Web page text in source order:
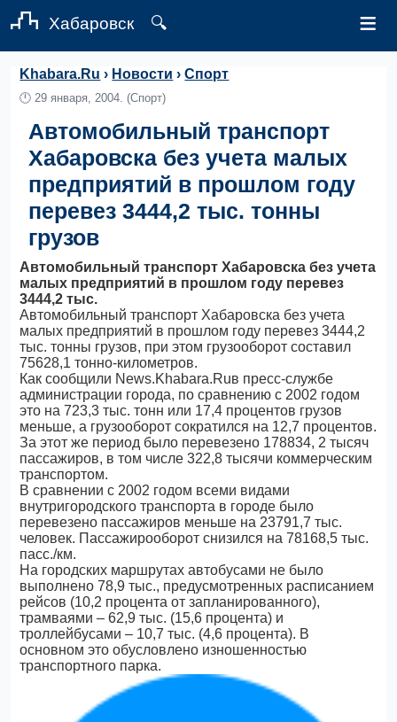
Хабаровск 🔍 ≡
Khabara.Ru › Новости ›Спорт
🕛29 января, 2004. (Спорт)
Автомобильный транспорт
Хабаровска без учета малых
предприятий в прошлом году
перевез 3444,2 тыс. тонны
грузов
Автомобильный транспорт Хабаровска без учета
малых предприятий в прошлом году перевез
3444,2 тыс.
Автомобильный транспорт Хабаровска без учета
малых предприятий в прошлом году перевез 3444,2
тыс. тонны грузов, при этом грузооборот составил
75628,1 тонно-километров.
Как сообщили News.Khabara.Ruв пресс-службе
администрации города, по сравнению с 2002 годом
это на 723,3 тыс. тонн или 17,4 процентов грузов
меньше, а грузооборот сократился на 12,7 процентов.
За этот же период было перевезено 178834, 2 тысяч
пассажиров, в том числе 322,8 тысячи коммерческим
транспортом.
В сравнении с 2002 годом всеми видами
внутригородского транспорта в городе было
перевезено пассажиров меньше на 23791,7 тыс.
человек. Пассажирооборот снизился на 78168,5 тыс.
пасс./км.
На городских маршрутах автобусами не было
выполнено 78,9 тыс., предусмотренных расписанием
рейсов (10,2 процента от запланированного),
трамваями – 62,9 тыс. (15,6 процента) и
троллейбусами – 10,7 тыс. (4,6 процента). В
основном это обусловлено изношенностью
транспортного парка.